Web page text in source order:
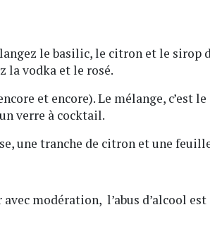
le basilic, le citron et le sirop
la vodka et le rosé.
et encore). Le mélange, c’est
verre à cocktail.
une tranche de citron et une
modération, l’abus d’alcool